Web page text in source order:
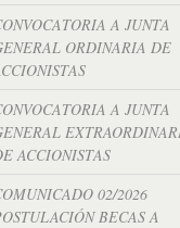
A JUNTA
ORDINARIA DE
A JUNTA
ACCIONISTAS
02/2026
BECAS A